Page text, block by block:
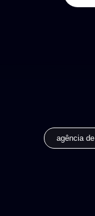
agência